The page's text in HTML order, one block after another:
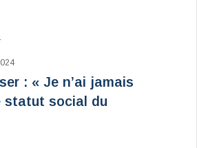
: « Je n’ai jamais
statut social du